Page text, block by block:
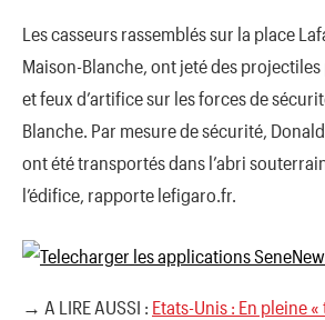
Les casseurs rassemblés sur la place
Maison-Blanche, ont jeté des
et feux d’artifice sur les forces de
Blanche. Par mesure de sécurité,
ont été transportés dans l’abri
l’édifice, rapporte lefigaro.fr.
→ A LIRE AUSSI : Etats-Unis : En pleine